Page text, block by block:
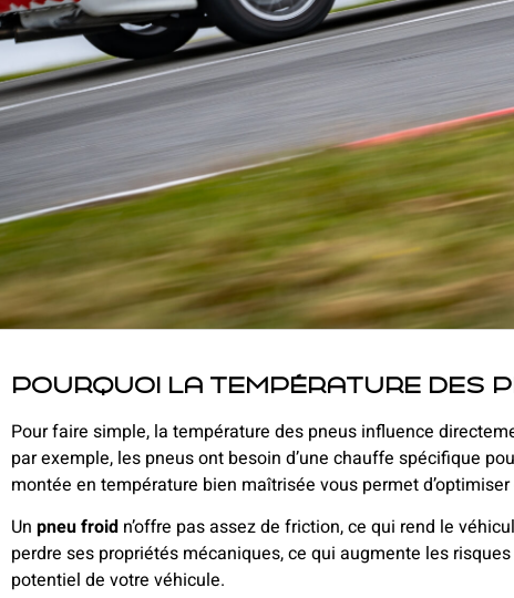
Pourquoi la température des
Pour faire simple, la température des pneus influence
par exemple, les pneus ont besoin d’une chauffe spécifique
montée en température bien maîtrisée vous permet
Un pneu froid n’offre pas assez de friction, ce qui rend le
perdre ses propriétés mécaniques, ce qui augmente les
potentiel de votre véhicule.